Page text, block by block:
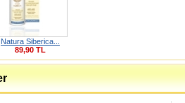
Natura Siberica...
89,90 TL